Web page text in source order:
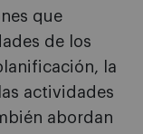
que
de los
la
actividades
abordan